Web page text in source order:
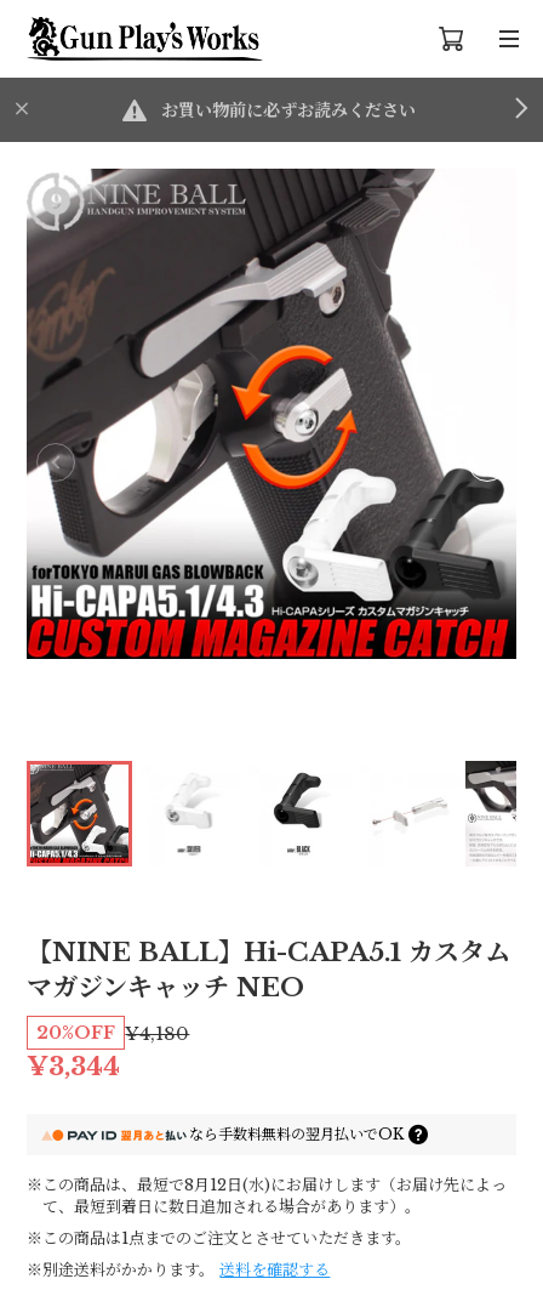
お買い物前に必ずお読みください
【NINE BALL】Hi-CAPA5.1 カスタム
マガジンキャッチ NEO
¥4,180
20%OFF
¥3,344
なら手数料無料の翌月払いでOK
※この商品は、最短で8月12日(水)にお届けします（お届け先によっ
て、最短到着日に数日追加される場合があります）。
※この商品は1点までのご注文とさせていただきます。
※別途送料がかかります。
送料を確認する